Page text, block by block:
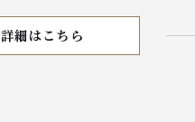
平日 LUNCH
詳細はこちら